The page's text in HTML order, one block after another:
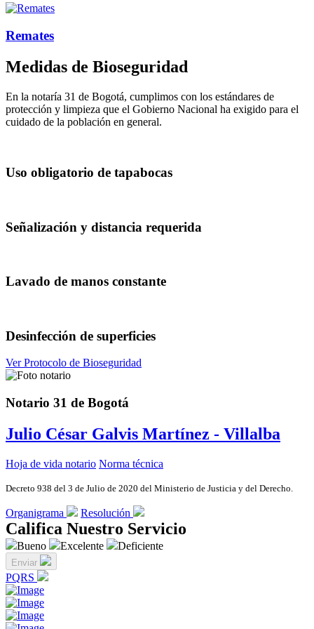
Remates
Medidas de Bioseguridad
En la notaría 31 de Bogotá, cumplimos con los estándares de
protección y limpieza que el Gobierno Nacional ha exigido para el
cuidado de la población en general.
Uso obligatorio de tapabocas
Señalización y distancia requerida
Lavado de manos constante
Desinfección de superficies
Ver Protocolo de Bioseguridad
Notario 31 de Bogotá
Julio César Galvis Martínez - Villalba
Hoja de vida notario Norma técnica
Decreto 938 del 3 de Julio de 2020 del Ministerio de Justicia y del Derecho.
Organigrama Resolución
Califica Nuestro Servicio
Bueno Excelente Deficiente
Enviar
PQRS